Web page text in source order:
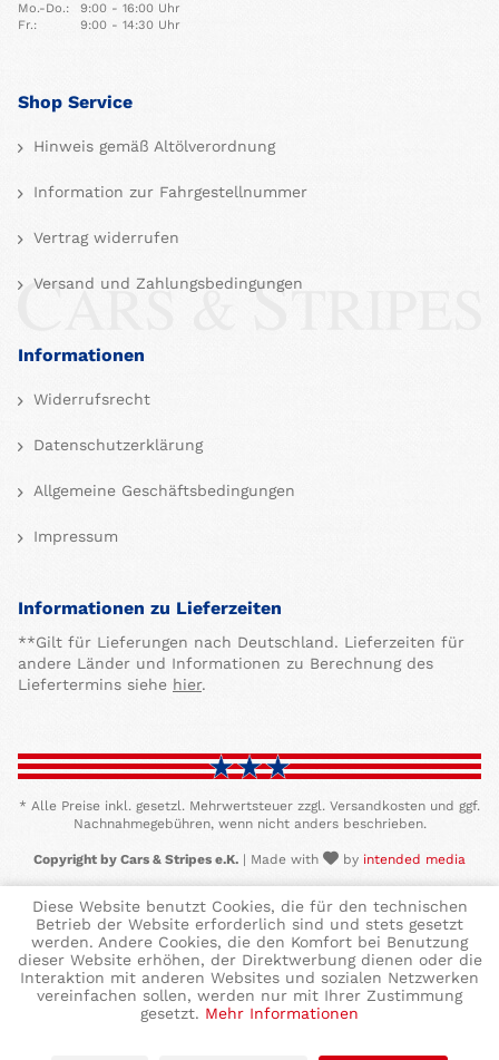
Mo.-Do.:
9:00 - 16:00 Uhr
Fr.:
9:00 - 14:30 Uhr
Shop Service
Hinweis gemäß Altölverordnung
Information zur Fahrgestellnummer
Vertrag widerrufen
Versand und Zahlungsbedingungen
Informationen
Widerrufsrecht
Datenschutzerklärung
Allgemeine Geschäftsbedingungen
Impressum
Informationen zu Lieferzeiten
**Gilt für Lieferungen nach Deutschland. Lieferzeiten für
andere Länder und Informationen zu Berechnung des
Liefertermins siehe hier.
* Alle Preise inkl. gesetzl. Mehrwertsteuer zzgl. Versandkosten und ggf.
Nachnahmegebühren, wenn nicht anders beschrieben.
Copyright by Cars & Stripes e.K. | Made with by intended media
Diese Website benutzt Cookies, die für den technischen
Betrieb der Website erforderlich sind und stets gesetzt
werden. Andere Cookies, die den Komfort bei Benutzung
dieser Website erhöhen, der Direktwerbung dienen oder die
Interaktion mit anderen Websites und sozialen Netzwerken
vereinfachen sollen, werden nur mit Ihrer Zustimmung
gesetzt. Mehr Informationen